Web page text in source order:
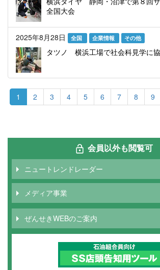
全国大会
2025年8月28日 全国 企業情報 その他
タツノ 横浜工場で社会科見学に
ペ
ジ
カ
レ
ペ
1 Page
2 Page
3 Page
4 Page
5 Page
6 Page
7 Page
8 9
会員以外も閲覧可
ニュートレンドレーダー
メディア事業
ぜんせきWEBのご案内